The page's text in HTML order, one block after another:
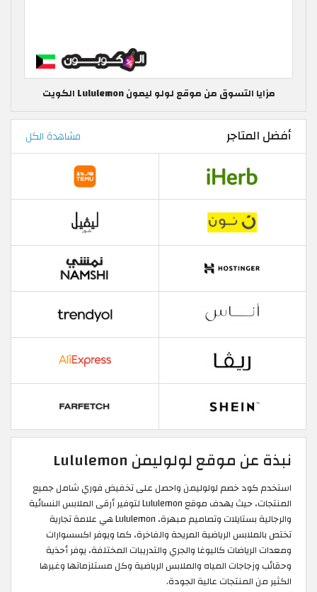
مزايا التسوق من موقع لولو ليمون Lululemon الكويت
أفضل المتاجر مشاهدة الكل
نبذة عن موقع لولوليمن Lululemon
استخدم كود خصم لولوليمن واحصل على تخفيض فوري شامل جميع
المنتجات، حيث يهدف موقع Lululemon لتوفير أرقى الملابس النسائية
والرجالية بستايلات وتصاميم مبهرة، Lululemon هي علامة تجارية
تختص بالملابس الرياضية المريحة والفاخرة، كما ويوفر اكسسوارات
ومعدات الرياضات كاليوغا والجري والتدريبات المختلفة، يوفر أحذية
وحقائب وزجاجات المياه والملابس الرياضية وكل مستلزماتها وغيرها
الكثير من المنتجات عالية الجودة.